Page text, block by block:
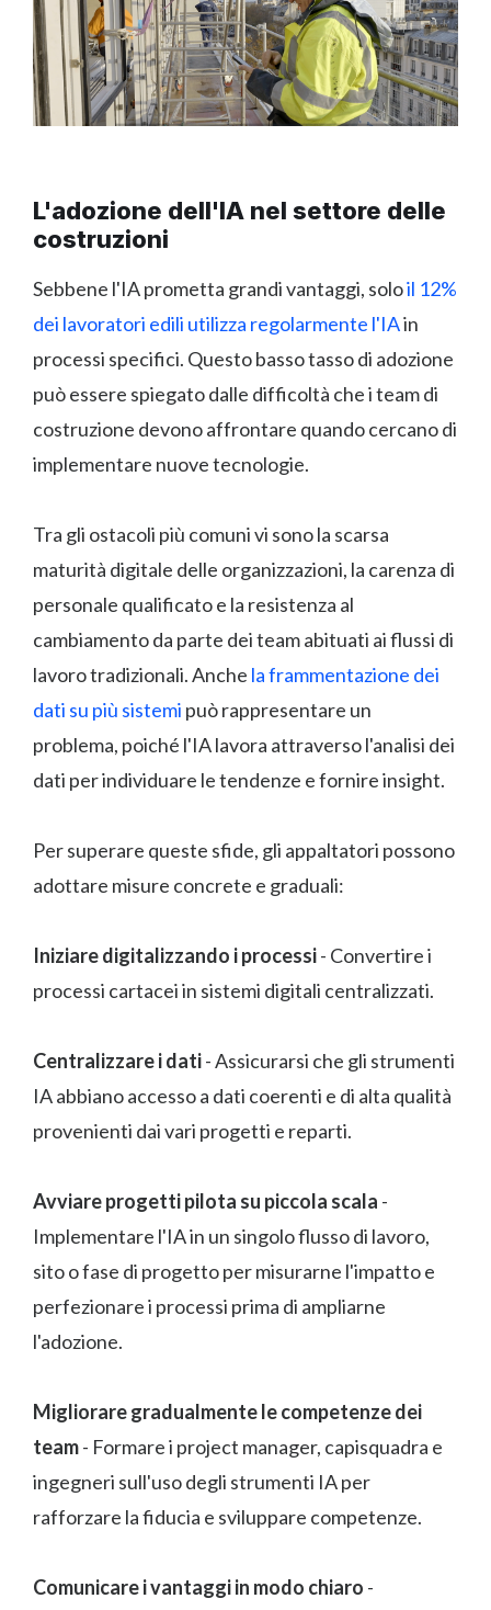
L'adozione dell'IA nel settore delle
costruzioni
Sebbene l'IA prometta grandi vantaggi, soloil 12%
dei lavoratori edili utilizza regolarmente l'IAin
processi specifici. Questo basso tasso di adozione
può essere spiegato dalle difficoltà che i team di
costruzione devono affrontare quando cercano di
implementare nuove tecnologie.
Tra gli ostacoli più comuni vi sono la scarsa
maturità digitale delle organizzazioni, la carenza di
personale qualificato e la resistenza al
cambiamento da parte dei team abituati ai flussi di
lavoro tradizionali. Anche la frammentazione dei
dati su più sistemi può rappresentare un
problema, poiché l'IA lavora attraverso l'analisi dei
dati per individuare le tendenze e fornire insight.
Per superare queste sfide, gli appaltatori possono
adottare misure concrete e graduali:
Iniziare digitalizzando i processi- Convertire i
processi cartacei in sistemi digitali centralizzati.
Centralizzare i dati- Assicurarsi che gli strumenti
IA abbiano accesso a dati coerenti e di alta qualità
provenienti dai vari progetti e reparti.
Avviare progetti pilota su piccola scala -
Implementare l'IA in un singolo flusso di lavoro,
sito o fase di progetto per misurarne l'impatto e
perfezionare i processi prima di ampliarne
l'adozione.
Migliorare gradualmente le competenze dei
team- Formare i project manager, capisquadra e
ingegneri sull'uso degli strumenti IA per
rafforzare la fiducia e sviluppare competenze.
Comunicare i vantaggi in modo chiaro -